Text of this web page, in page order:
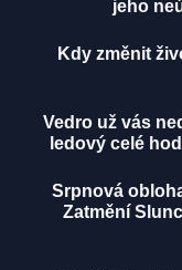
jeho
Kdy změnit
Vedro už vás
ledový celé
Srpnová
Zatmění